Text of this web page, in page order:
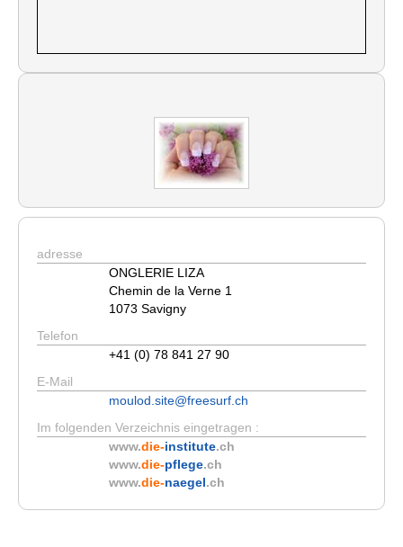
adresse
ONGLERIE LIZA
Chemin de la Verne 1
1073 Savigny
Telefon
+41 (0) 78 841 27 90
E-Mail
moulod.site@freesurf.ch
Im folgenden Verzeichnis eingetragen :
www.die-institute.ch
www.die-pflege.ch
www.die-naegel.ch